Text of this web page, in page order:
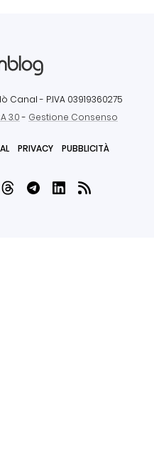
Canal - P.IVA 03919360275
3.0- Gestione Consenso
PRIVACY PUBBLICITÀ